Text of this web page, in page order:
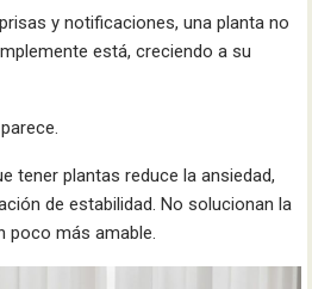
y notificaciones, una planta no
está, creciendo a su
tener plantas reduce la ansiedad,
de estabilidad. No solucionan la
poco más amable.